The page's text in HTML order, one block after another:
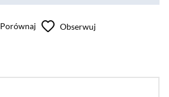
Porównaj Obserwuj